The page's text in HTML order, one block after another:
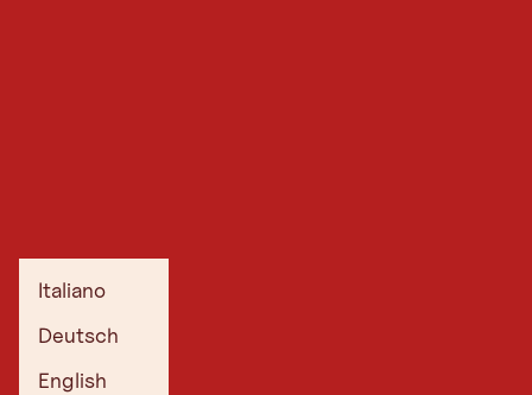
Italiano
Deutsch
English